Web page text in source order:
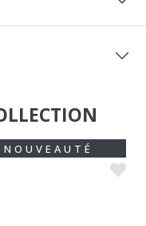
NOUVEAUTÉ